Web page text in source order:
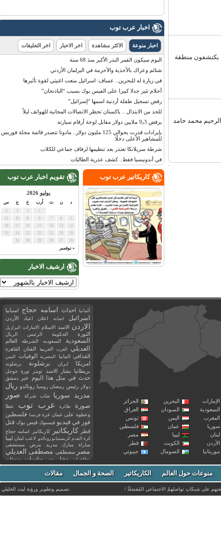
المصرية. 1652 - الهولنديون يكتشفون منطقة
محمد حامد
اخبار عرب توب
اخبار منوعة الاكثر مشاهدة اخر الاخبار اخر التعليقات
اليوم سيكون القمر البدر الأكبر منذ 68 سنة
شتائم وعراك بالأحذية والأحزمة في البرلمان الأردني
في زيارة له للبحرين.. عساف: اسرائيل منعت اغنيتي لقوة تأثيرها
أحلام تثير جدلا كبيرا على الفيس بوك بسبب “الباذنجان”
رفض تسجيل طفلة أردنية اسمها “إسرائيل”
للحد من الابتذال .. باكستان تحظر الاتصالات المجانية للهواتف ليلاً
يرفض 9٫3 ملايين دولار مقابل لوحة أرقام سيارته
بإيرادات قدرت بحوالي 125 مليون دولار.. مادونا تتصدر قائمة مجلة فوربس
للمشاهير الأعلى دخلًا
شرطة سريلانكا تعتذر بعد تنظيمها لزفاف جماعي للكلاب
في أندونيسيا فقط.. كشف عذرية الطالبات
تقويم اخبار عرب توب
يوليو 2026
أرب س
« نوفمبر
ارشيف الاخبار
كاريكاتير عرب توب
البحرين
الجزائر
السودان
العراق
اليمن
تونس
عمان
فلسطين
ليبيا
مصر
الكويت
قطر
الصومال جيبوتي
ألمانيا احداث اسامه حجاج اسبانيا
اسرائيل اصابة اعلان اعياد الأردن
الاردن الاسد الاسلام الامارات البرازيل
الثورة الحكومة الرئيس الريال
السعودية السعوديه الشرطة العالم
العديلي العرب العربية الفنان القاهرة
القذافي المانيا المصرية الوفيات اليمن
امريكا ايران برشلونة برشلونه
بريطانيا بشار الاسد تويتر ثورة جوجل
حدث في مثل هذا اليوم خبر دمشق
دولار رئيس رمضان روسيا رونالدو ريال
مدريد
سوريا شاب شركة صور
صورة طائرة عرب توب
عطا
وعطوة على عمان غزة فرنسا فلسطين
فوز في فيديو فيسبوك فيس بوك قتل
قطر كاريكاتير كاريكاتير اسامه حجاج
كرة القدم كريستيانو رونالدو لاعب لبنان ليبيا
مباراة مبارك مدريد مرض مستشفى
مصر مصطفى مصطفى العديلي
مظاهرات مقتل من مناسبات
منوعات
مواليد
موت ميسي ميلان نادي نشر
وفاة وفيات يوتيوب منوعات حول العالم الكاريكاتير الصحة و الجمال مقالات
على شبكاتِ تواصلهمْ الاجتماعي المُفضلةْ ! تصميم وتطوير ورؤيةليث الخليلي